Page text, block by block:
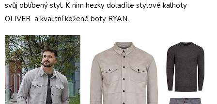
svůj oblíbený styl. K nim hezky doladíte stylové kalhoty
OLIVER a kvalitní kožené boty RYAN.